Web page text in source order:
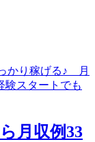
月収例33